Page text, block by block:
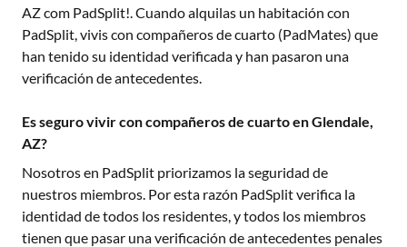
AZcom PadSplit!. Cuando alquilas un habitación con
PadSplit, vivis con compañeros de cuarto (PadMates) que
han tenido su identidad verificada y han pasaron una
verificación de antecedentes.
Es seguro vivir con compañeros de cuarto en Glendale,
AZ?
Nosotros en PadSplit priorizamos la seguridad de
nuestros miembros. Por esta razón PadSplit verifica la
identidad de todos los residentes, y todos los miembros
tienen que pasar una verificación de antecedentes penales